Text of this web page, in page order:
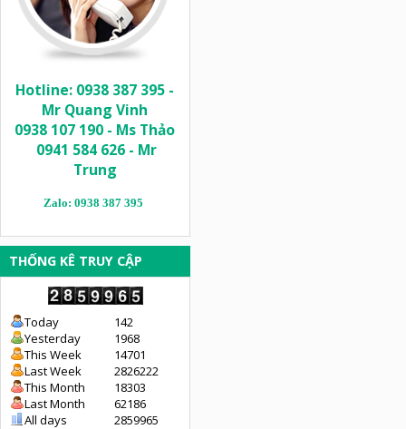
Hotline: 0938 387 395 -
Mr Quang Vinh
0938 107 190 - Ms Thảo
0941 584 626 - Mr
Trung
Zalo: 0938 387 395
THỐNG KÊ TRUY CẬP
Today
142
Yesterday
1968
This Week
14701
Last Week
2826222
This Month
18303
Last Month
62186
All days
2859965